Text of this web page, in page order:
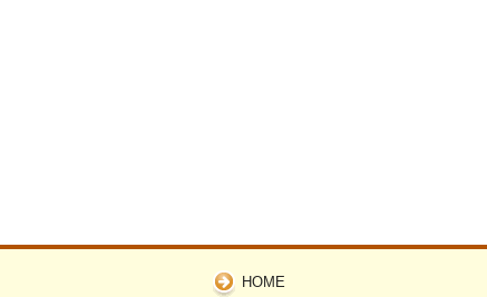
HOME